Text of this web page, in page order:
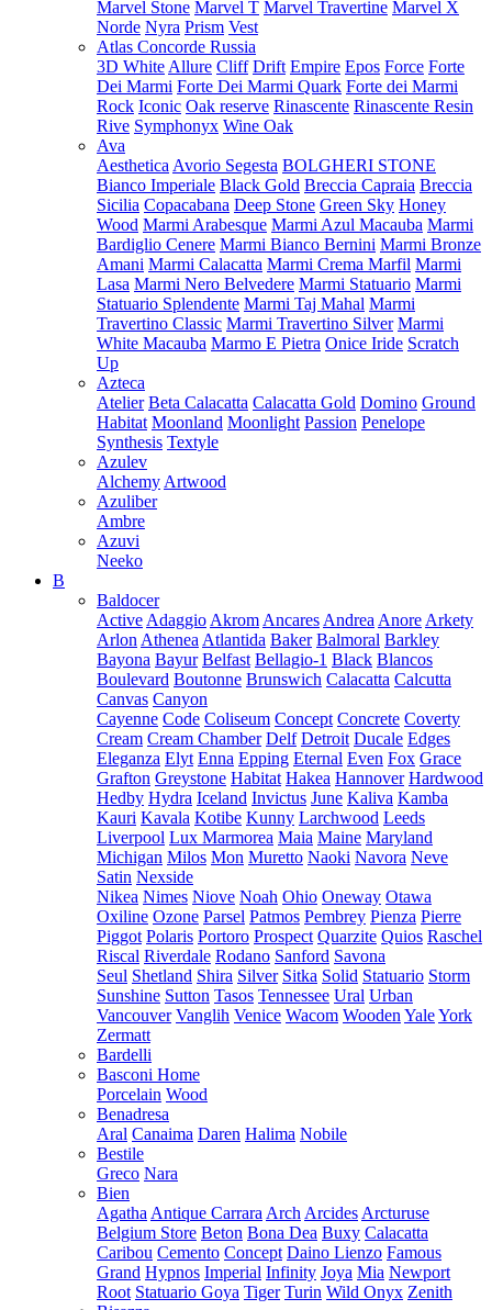
Marvel Stone Marvel T Marvel Travertine Marvel X
Norde Nyra Prism Vest
Atlas Concorde Russia
3D White Allure Cliff Drift Empire Epos Force Forte
Dei Marmi Forte Dei Marmi Quark Forte dei Marmi
Rock Iconic Oak reserve Rinascente Rinascente Resin
Rive Symphonyx Wine Oak
Ava
Aesthetica Avorio Segesta BOLGHERI STONE
Bianco Imperiale Black Gold Breccia Capraia Breccia
Sicilia Copacabana Deep Stone Green Sky Honey
Wood Marmi Arabesque Marmi Azul Macauba Marmi
Bardiglio Cenere Marmi Bianco Bernini Marmi Bronze
Amani Marmi Calacatta Marmi Crema Marfil Marmi
Lasa Marmi Nero Belvedere Marmi Statuario Marmi
Statuario Splendente Marmi Taj Mahal Marmi
Travertino Classic Marmi Travertino Silver Marmi
White Macauba Marmo E Pietra Onice Iride Scratch
Up
Azteca
Atelier Beta Calacatta Calacatta Gold Domino Ground
Habitat Moonland Moonlight Passion Penelope
Synthesis Textyle
Azulev
Alchemy Artwood
Azuliber
Ambre
Azuvi
Neeko
B
Baldocer
Active Adaggio Akrom Ancares Andrea Anore Arkety
Arlon Athenea Atlantida Baker Balmoral Barkley
Bayona Bayur Belfast Bellagio-1 Black Blancos
Boulevard Boutonne Brunswich Calacatta Calcutta
Canvas Canyon
Cayenne Code Coliseum Concept Concrete Coverty
Cream Cream Chamber Delf Detroit Ducale Edges
Eleganza Elyt Enna Epping Eternal Even Fox Grace
Grafton Greystone Habitat Hakea Hannover Hardwood
Hedby Hydra Iceland Invictus June Kaliva Kamba
Kauri Kavala Kotibe Kunny Larchwood Leeds
Liverpool Lux Marmorea Maia Maine Maryland
Michigan Milos Mon Muretto Naoki Navora Neve
Satin Nexside
Nikea Nimes Niove Noah Ohio Oneway Otawa
Oxiline Ozone Parsel Patmos Pembrey Pienza Pierre
Piggot Polaris Portoro Prospect Quarzite Quios Raschel
Riscal Riverdale Rodano Sanford Savona
Seul Shetland Shira Silver Sitka Solid Statuario Storm
Sunshine Sutton Tasos Tennessee Ural Urban
Vancouver Vanglih Venice Wacom Wooden YaleYork
Zermatt
Bardelli
Basconi Home
Porcelain Wood
Benadresa
Aral Canaima Daren Halima Nobile
Bestile
Greco Nara
Bien
Agatha Antique Carrara Arch Arcides Arcturuse
Belgium Store Beton Bona Dea Buxy Calacatta
Caribou Cemento Concept Daino Lienzo Famous
Grand Hypnos Imperial Infinity Joya Mia Newport
Root Statuario Goya Tiger Turin Wild Onyx Zenith